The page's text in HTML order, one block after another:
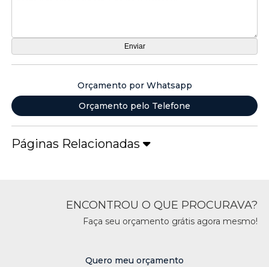
Orçamento por Whatsapp
Orçamento pelo Telefone
Páginas Relacionadas
ENCONTROU O QUE PROCURAVA?
Faça seu orçamento grátis agora mesmo!
Quero meu orçamento